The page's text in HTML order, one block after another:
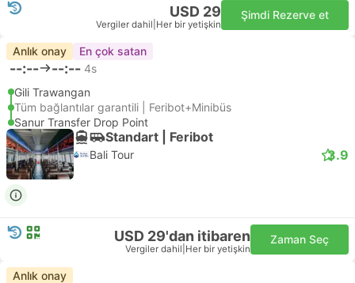
USD 29
Vergiler dahil Her bir yetişkin
Şimdi Rezerve et
Anlık onay En çok satan
--:-- --:-- 4s
Gili Trawangan
Tüm bağlantılar garantili | Feribot+Minibüs
Sanur Transfer Drop Point
Standart | Feribot
Bali Tour 3.9
USD 29'dan itibaren
Vergiler dahil Her bir yetişkin
Zaman Seç
Anlık onay